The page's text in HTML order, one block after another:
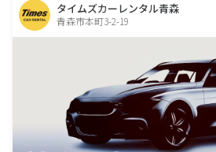
タイムズカーレンタル青森
青森市本町3-2-19